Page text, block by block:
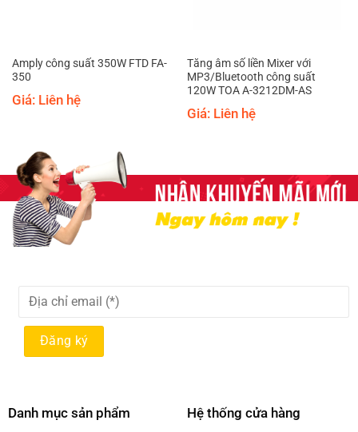
Amply công suất 350W FTD FA-
350
Giá: Liên hệ
Tăng âm số liền Mixer với
MP3/Bluetooth công suất
120W TOA A-3212DM-AS
Giá: Liên hệ
Danh mục sản phẩm Hệ thống cửa hàng